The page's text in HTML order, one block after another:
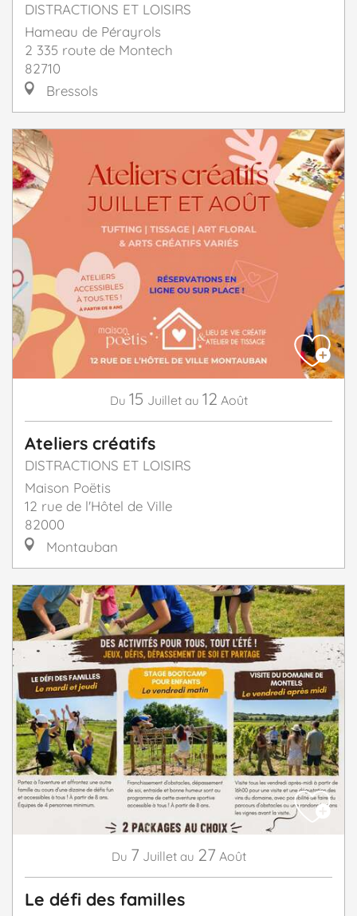
DISTRACTIONS ET LOISIRS
Hameau de Pérayrols
2 335 route de Montech
82710
Bressols
Du 15 Juillet au 12 Août
Ateliers créatifs
DISTRACTIONS ET LOISIRS
Maison Poëtis
12 rue de l'Hôtel de Ville
82000
Montauban
Du 7 Juillet au 27 Août
Le défi des familles